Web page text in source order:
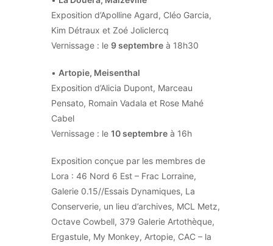
Exposition d’Apolline Agard, Cléo Garcia,
Kim Détraux et Zoé Joliclercq
Vernissage : le 9 septembre à 18h30
• Artopie, Meisenthal
Exposition d’Alicia Dupont, Marceau
Pensato, Romain Vadala et Rose Mahé
Cabel
Vernissage : le 10 septembre à 16h
Exposition conçue par les membres de
Lora : 46 Nord 6 Est – Frac Lorraine,
Galerie 0.15//Essais Dynamiques, La
Conserverie, un lieu d’archives, MCL Metz,
Octave Cowbell, 379 Galerie Artothèque,
Ergastule, My Monkey, Artopie, CAC – la